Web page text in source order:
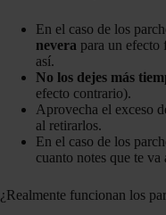
En el caso de los
nevera para un efecto
así.
No los dejes más
efecto contrario).
Aprovecha el exceso
al retirarlos.
En el caso de los
cuanto notes que te va
¿Realmente funcionan los